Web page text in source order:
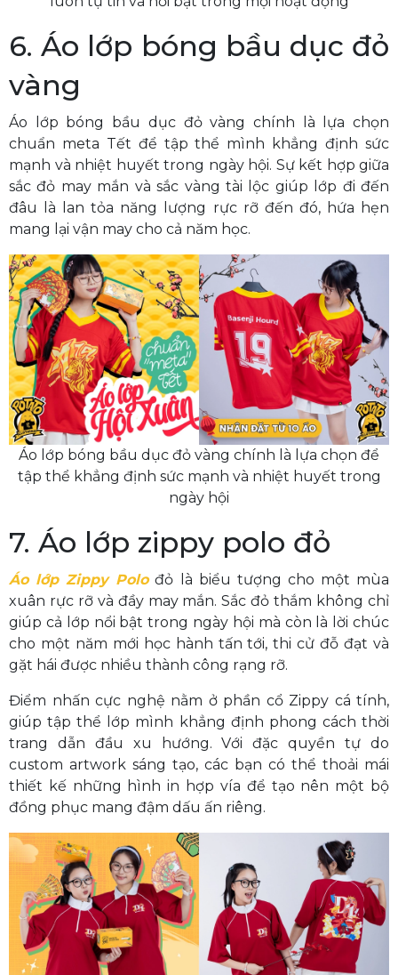
6. Áo lớp bóng bầu dục đỏ
vàng
Áo lớp bóng bầu dục đỏ vàng chính là lựa chọn
chuẩn meta Tết để tập thể mình khẳng định sức
mạnh và nhiệt huyết trong ngày hội. Sự kết hợp giữa
sắc đỏ may mắn và sắc vàng tài lộc giúp lớp đi đến
đâu là lan tỏa năng lượng rực rỡ đến đó, hứa hẹn
mang lại vận may cho cả năm học.
Áo lớp bóng bầu dục đỏ vàng chính là lựa chọn để
tập thể khẳng định sức mạnh và nhiệt huyết trong
ngày hội
7. Áo lớp zippy polo đỏ
Áo lớp Zippy Polođỏ là biểu tượng cho một mùa
xuân rực rỡ và đầy may mắn. Sắc đỏ thắm không chỉ
giúp cả lớp nổi bật trong ngày hội mà còn là lời chúc
cho một năm mới học hành tấn tới, thi cử đỗ đạt và
gặt hái được nhiều thành công rạng rỡ.
Điểm nhấn cực nghệ nằm ở phần cổ Zippy cá tính,
giúp tập thể lớp mình khẳng định phong cách thời
trang dẫn đầu xu hướng. Với đặc quyền tự do
custom artwork sáng tạo, các bạn có thể thoải mái
thiết kế những hình in hợp vía để tạo nên một bộ
đồng phục mang đậm dấu ấn riêng.